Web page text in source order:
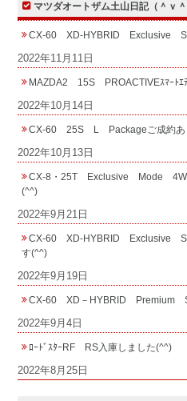
マツダオートザム土山日記（＾ｖ＾
CX-60 XD-HYBRID Exclusive
2022年11月11日
MAZDA2 15S PROACTIVEｽﾏｰﾄｴ
2022年10月14日
CX-60 25S L Packageご成約あ
2022年10月13日
CX-8・25T Exclusive Mode
(^^)
2022年9月21日
CX-60 XD-HYBRID Exclusive
す(^^)
2022年9月19日
CX-60 XD－HYBRID Premium
2022年9月4日
ﾛｰﾄﾞｽﾀｰRF RS入庫しました(^^)
2022年8月25日